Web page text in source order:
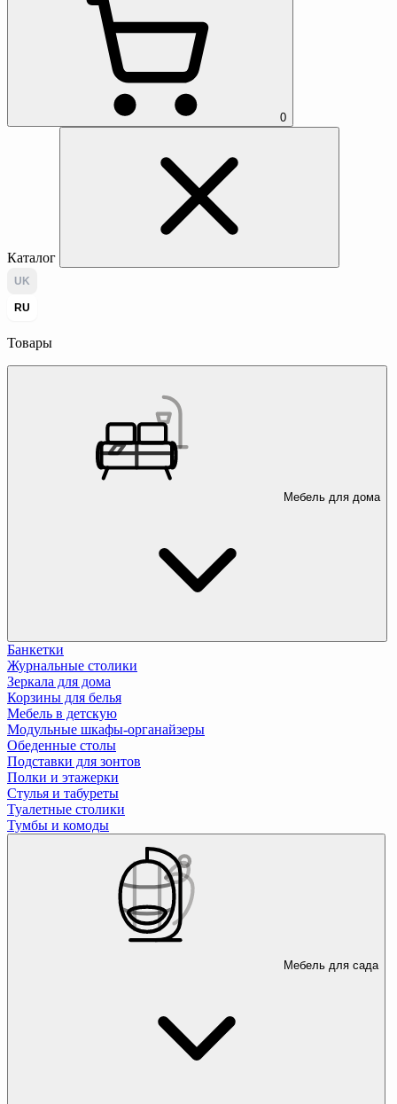
0
Каталог
UK
RU
Товары
Мебель для дома
Банкетки
Журнальные столики
Зеркала для дома
Корзины для белья
Мебель в детскую
Модульные шкафы-органайзеры
Обеденные столы
Подставки для зонтов
Полки и этажерки
Стулья и табуреты
Туалетные столики
Тумбы и комоды
Мебель для сада